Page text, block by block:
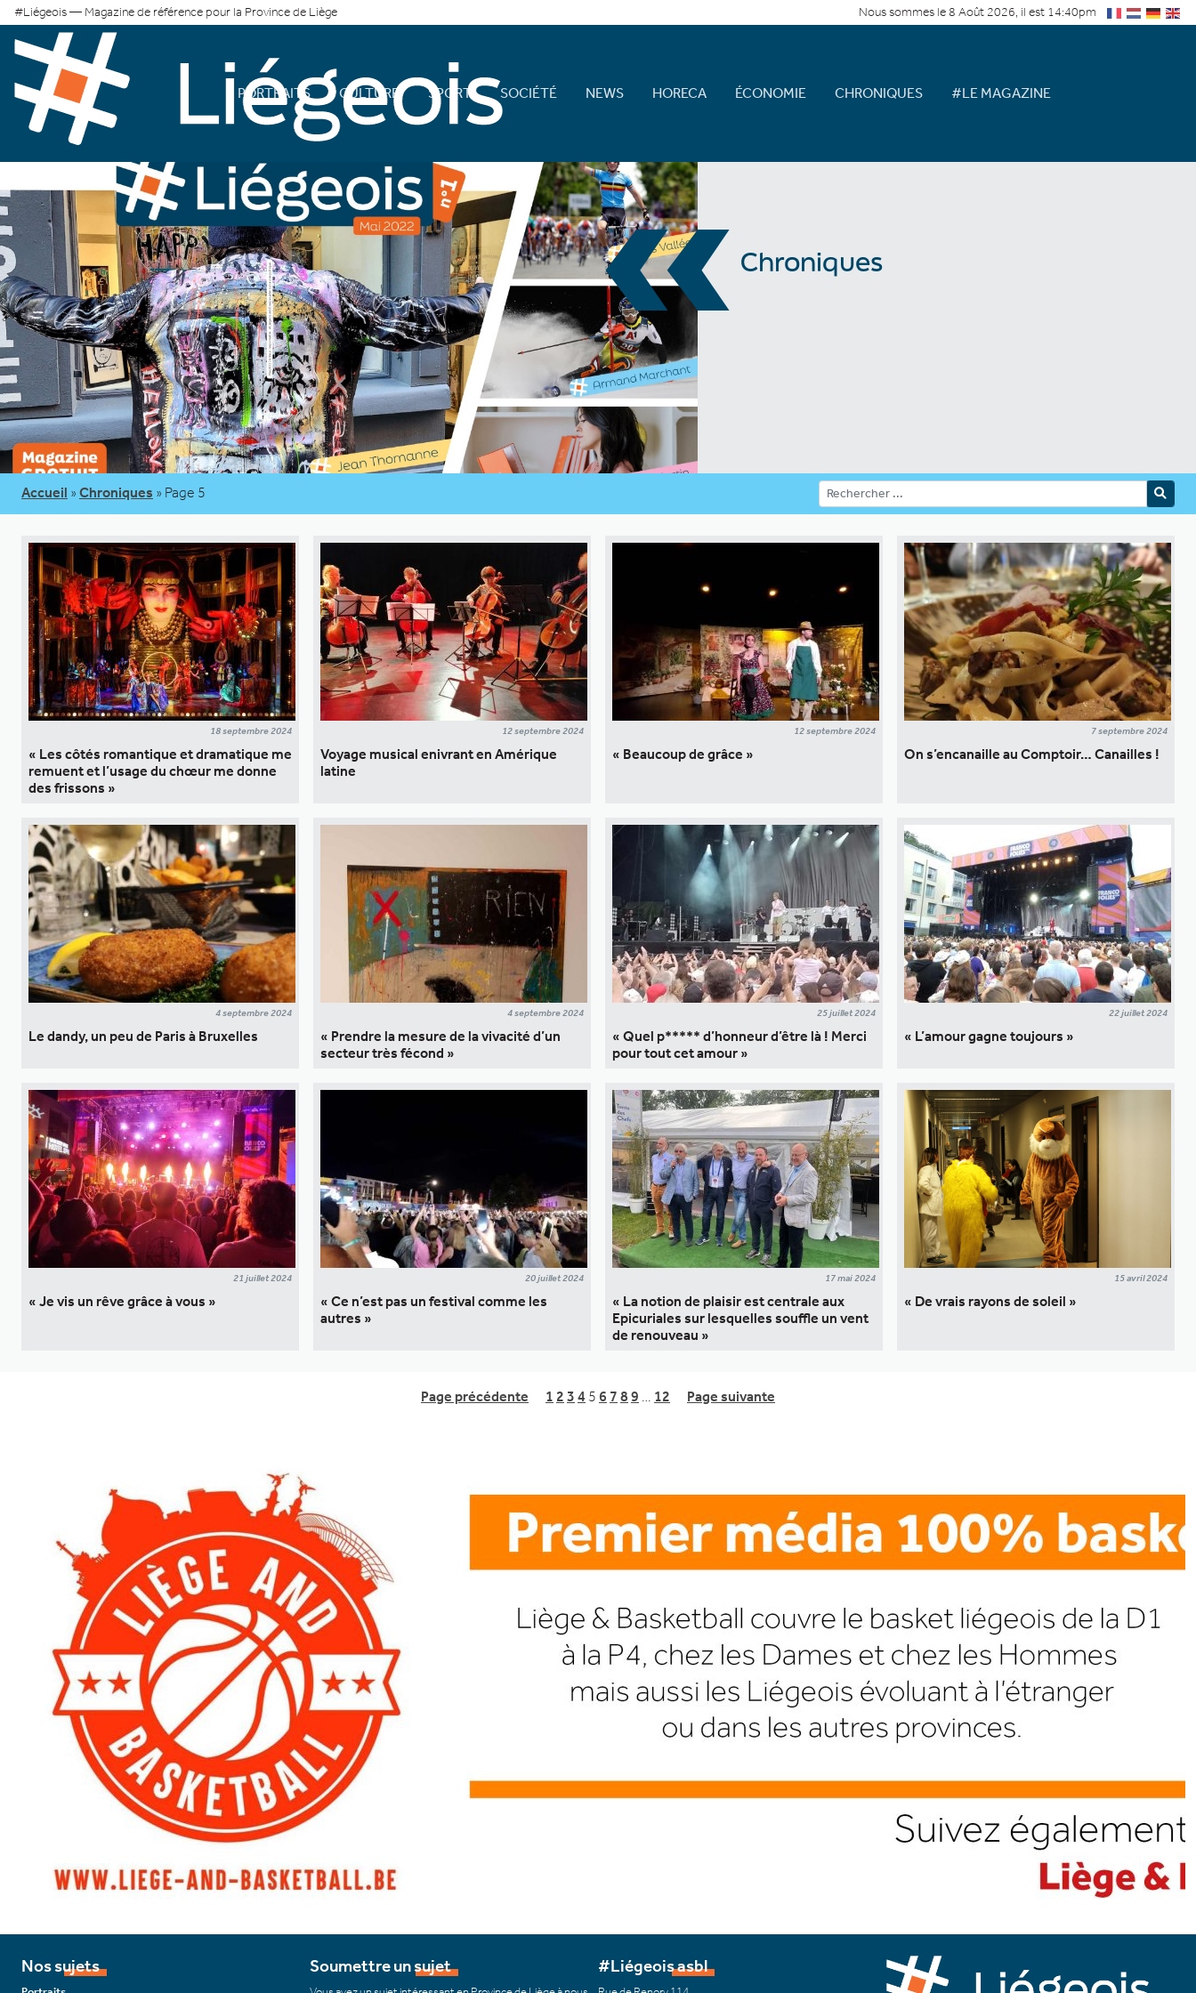
#Liégeois — Magazine de référence pour la Province de Liège Nous sommes le 8 Août 2026, il est 14:40pm
PORTRAITS CULTURE SPORT SOCIÉTÉ NEWS HORECA ÉCONOMIE CHRONIQUES #LE MAGAZINE
«Chroniques
Accueil » Chroniques » Page 5
18 septembre 2024
« Les côtés romantique et dramatique me
remuent et l’usage du chœur me donne
des frissons »
12 septembre 2024
Voyage musical enivrant en Amérique
latine
12 septembre 2024
« Beaucoup de grâce »
7 septembre 2024
On s’encanaille au Comptoir… Canailles !
4 septembre 2024
Le dandy, un peu de Paris à Bruxelles
4 septembre 2024
« Prendre la mesure de la vivacité d’un
secteur très fécond »
25 juillet 2024
« Quel p***** d’honneur d’être là ! Merci
pour tout cet amour »
22 juillet 2024
« L’amour gagne toujours »
21 juillet 2024
« Je vis un rêve grâce à vous »
20 juillet 2024
« Ce n’est pas un festival comme les
autres »
17 mai 2024
« La notion de plaisir est centrale aux
Epicuriales sur lesquelles souffle un vent
de renouveau »
15 avril 2024
« De vrais rayons de soleil »
Page précédente 1 2 3 4 5 6 7 8 9 … 12 Page suivante
Nos sujets Soumettre un sujet #Liégeois asbl